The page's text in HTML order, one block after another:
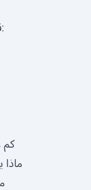
قبل اختيار عيادة في تركيا أو ألمانيا، اسأل:
كم